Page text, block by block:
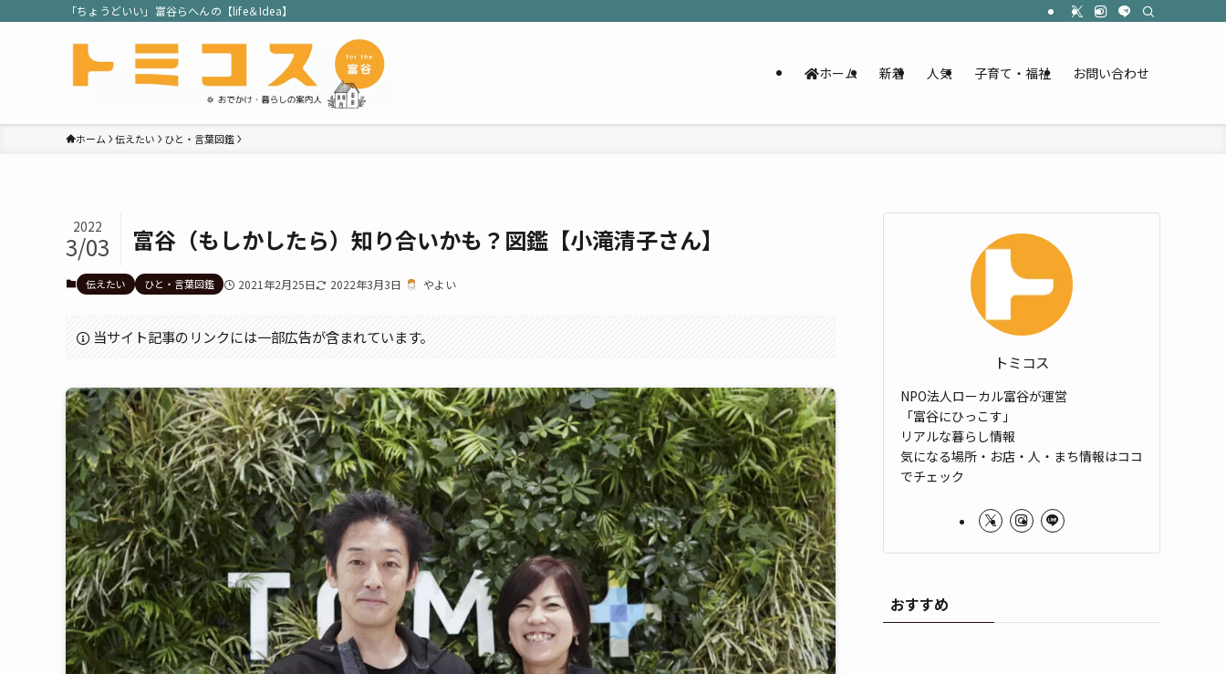
「ちょうどいい」富谷らへんの【life＆Idea】
ホーム 新着 人気 子育て・福祉 お問い合わせ
ホーム 伝えたい ひと・言葉図鑑
富谷（もしかしたら）知り合いかも？図鑑【小滝清子さん】
2022
3/03
伝えたい ひと・言葉図鑑 2021年2月25日 2022年3月3日 やよい
当サイト記事のリンクには一部広告が含まれています。
トミコス
NPO法人ローカル富谷が運営
「富谷にひっこす」
リアルな暮らし情報
気になる場所・お店・人・まち情報はココ
でチェック
おすすめ